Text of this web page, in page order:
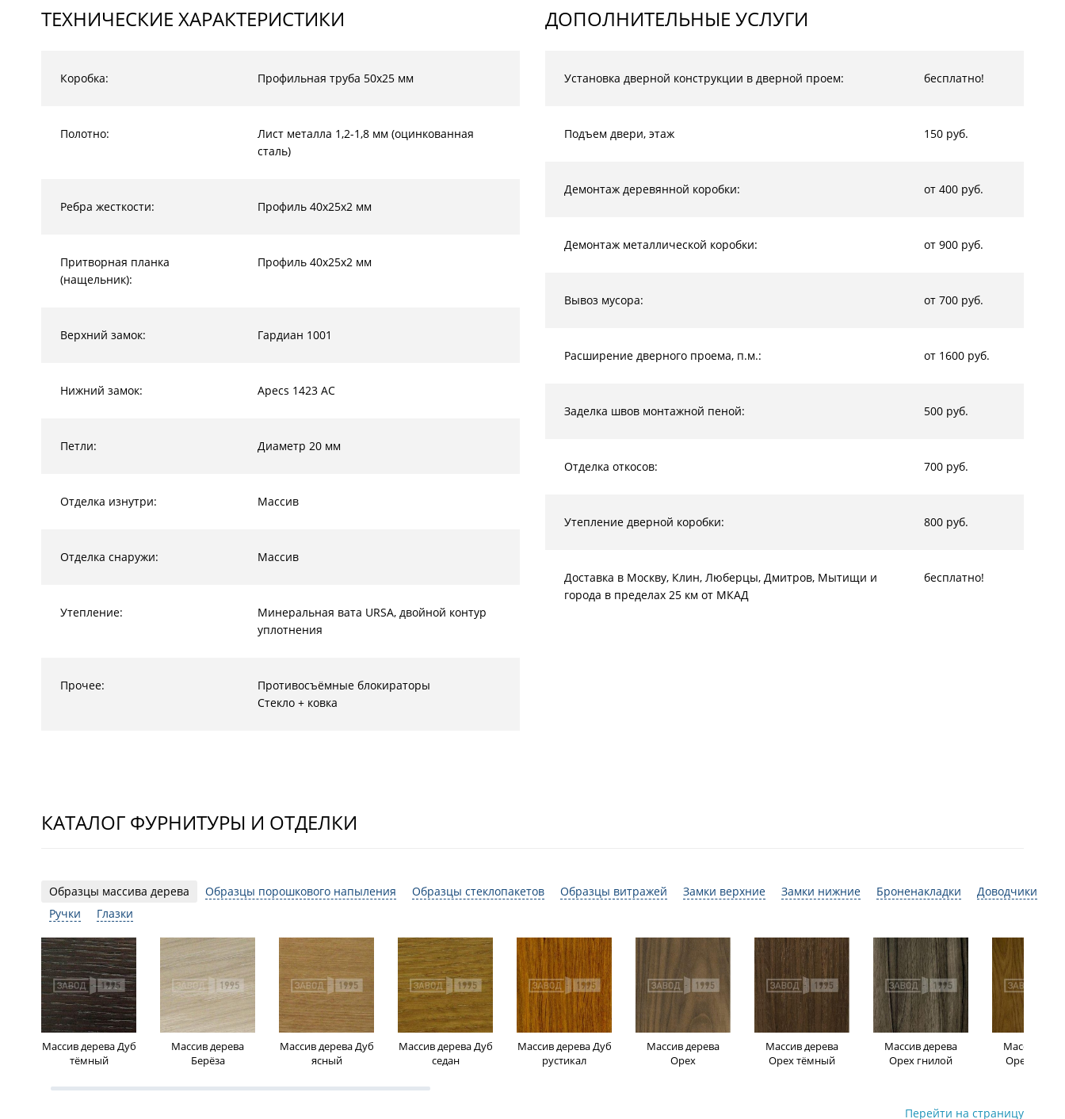
ТЕХНИЧЕСКИЕ ХАРАКТЕРИСТИКИ
Коробка: Профильная труба 50х25 мм
Полотно:
Лист металла 1,2-1,8 мм (оцинкованная
сталь)
Ребра жесткости: Профиль 40х25х2 мм
Притворная планка
(нащельник):
Профиль 40х25х2 мм
Верхний замок: Гардиан 1001
Нижний замок: Apecs 1423 AC
Петли: Диаметр 20 мм
Отделка изнутри: Массив
Отделка снаружи: Массив
Утепление:
Минеральная вата URSA, двойной контур
уплотнения
Прочее:
Противосъёмные блокираторы
Стекло + ковка
ДОПОЛНИТЕЛЬНЫЕ УСЛУГИ
Установка дверной конструкции в дверной проем: бесплатно!
Подъем двери, этаж 150 руб.
Демонтаж деревянной коробки: от 400 руб.
Демонтаж металлической коробки: от 900 руб.
Вывоз мусора: от 700 руб.
Расширение дверного проема, п.м.: от 1600 руб.
Заделка швов монтажной пеной: 500 руб.
Отделка откосов: 700 руб.
Утепление дверной коробки: 800 руб.
Доставка в Москву, Клин, Люберцы, Дмитров, Мытищи и
города в пределах 25 км от МКАД
бесплатно!
КАТАЛОГ ФУРНИТУРЫ И ОТДЕЛКИ
Образцы массива дерева Образцы порошкового напыления Образцы стеклопакетов Образцы витражей Замки верхние Замки нижние Броненакладки
Доводчики
Ручки
Глазки
Массив дерева Дуб
тёмный
Массив дерева
Берёза
Массив дерева Дуб
ясный
Массив дерева Дуб
седан
Массив дерева Дуб
рустикал
Массив дерева
Орех
Массив дерева
Орех тёмный
Массив дерева
Орех гнилой
Массив
Орех
Перейти на страницу